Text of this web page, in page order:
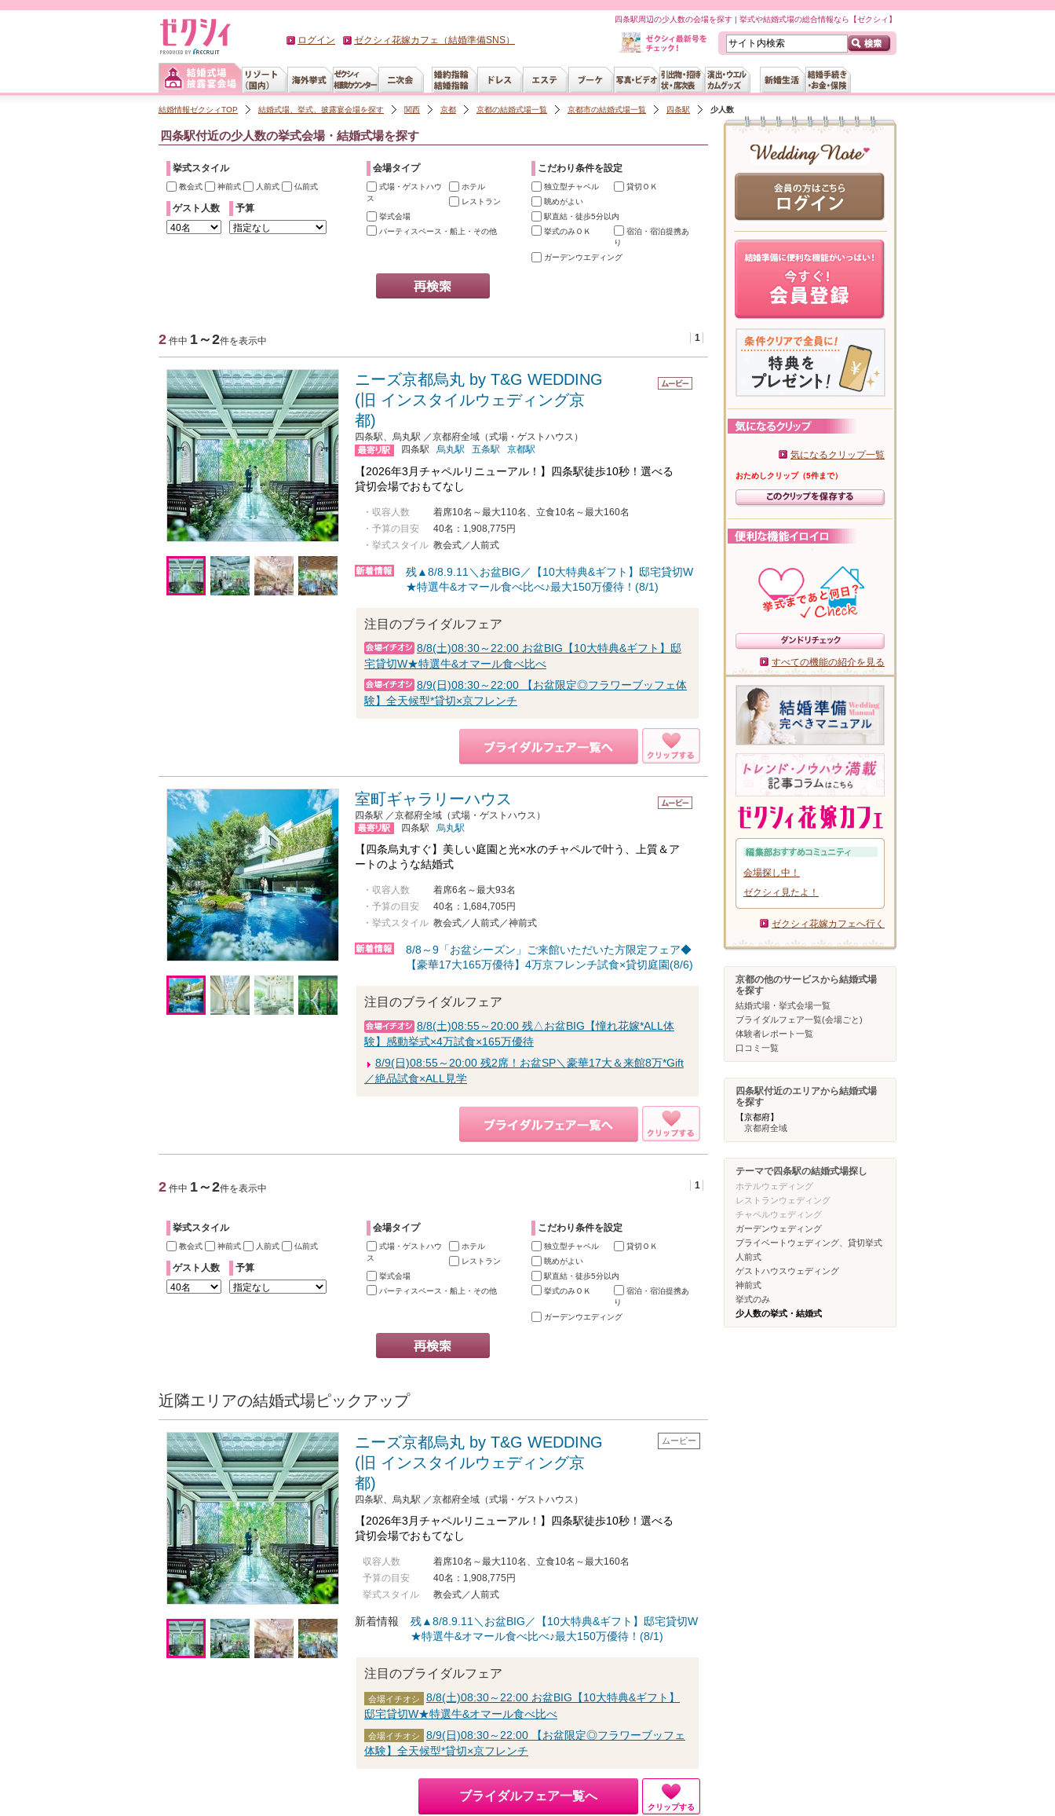
四条駅周辺の少人数の会場を探す | 挙式や結婚式場の総合情報なら【ゼクシィ】
ログイン ゼクシィ花嫁カフェ（結婚準備SNS）
結婚情報ゼクシィTOP 結婚式場、挙式、披露宴会場を探す 関西 京都 京都の結婚式場一覧 京都市の結婚式場一覧 四条駅 少人数
四条駅付近の少人数の挙式会場・結婚式場を探す
挙式スタイル
教会式 神前式 人前式 仏前式
ゲスト人数 予算
会場タイプ
式場・ゲストハウ
ス
ホテル
レストラン
挙式会場
パーティスペース・船上・その他
こだわり条件を設定
独立型チャペル
貸切ＯＫ
眺めがよい
駅直結・徒歩5分以内
挙式のみＯＫ
宿泊・宿泊提携あ
り
ガーデンウエディング
2 件中 1～2件を表示中 1
ニーズ京都烏丸 by T&G WEDDING
(旧 インスタイルウェディング京
都)
四条駅、烏丸駅 ／京都府全域（式場・ゲストハウス）
四条駅 烏丸駅 五条駅 京都駅
【2026年3月チャペルリニューアル！】四条駅徒歩10秒！選べる
貸切会場でおもてなし
・収容人数
着席10名～最大110名、立食10名～最大160名
・予算の目安
40名：1,908,775円
・挙式スタイル 教会式／人前式
残▲8/8.9.11＼お盆BIG／【10大特典&ギフト】邸宅貸切W
★特選牛&オマール食べ比べ♪最大150万優待！(8/1)
注目のブライダルフェア
8/8(土)08:30～22:00 お盆BIG【10大特典&ギフト】邸
宅貸切W★特選牛&オマール食べ比べ
8/9(日)08:30～22:00 【お盆限定◎フラワーブッフェ体
験】全天候型*貸切×京フレンチ
室町ギャラリーハウス
四条駅 ／京都府全域（式場・ゲストハウス）
四条駅 烏丸駅
【四条烏丸すぐ】美しい庭園と光×水のチャペルで叶う、上質＆ア
ートのような結婚式
・収容人数
着席6名～最大93名
・予算の目安
40名：1,684,705円
・挙式スタイル 教会式／人前式／神前式
8/8～9「お盆シーズン」ご来館いただいた方限定フェア◆
【豪華17大165万優待】4万京フレンチ試食×貸切庭園(8/6)
注目のブライダルフェア
8/8(土)08:55～20:00 残△お盆BIG【憧れ花嫁*ALL体
験】感動挙式×4万試食×165万優待
8/9(日)08:55～20:00 残2席！お盆SP＼豪華17大＆来館8万*Gift
／絶品試食×ALL見学
2 件中 1～2件を表示中 1
挙式スタイル
教会式 神前式 人前式 仏前式
ゲスト人数 予算
会場タイプ
式場・ゲストハウ
ス
ホテル
レストラン
挙式会場
パーティスペース・船上・その他
こだわり条件を設定
独立型チャペル
貸切ＯＫ
眺めがよい
駅直結・徒歩5分以内
挙式のみＯＫ
宿泊・宿泊提携あ
り
ガーデンウエディング
近隣エリアの結婚式場ピックアップ
ニーズ京都烏丸 by T&G WEDDING
(旧 インスタイルウェディング京
都)
四条駅、烏丸駅 ／京都府全域（式場・ゲストハウス）
【2026年3月チャペルリニューアル！】四条駅徒歩10秒！選べる
貸切会場でおもてなし
収容人数
着席10名～最大110名、立食10名～最大160名
予算の目安
40名：1,908,775円
挙式スタイル
教会式／人前式
新着情報
残▲8/8.9.11＼お盆BIG／【10大特典&ギフト】邸宅貸切W
★特選牛&オマール食べ比べ♪最大150万優待！(8/1)
注目のブライダルフェア
会場イチオシ 8/8(土)08:30～22:00 お盆BIG【10大特典&ギフト】
邸宅貸切W★特選牛&オマール食べ比べ
会場イチオシ 8/9(日)08:30～22:00 【お盆限定◎フラワーブッフェ
体験】全天候型*貸切×京フレンチ
ムービー
クリップする
ブライダルフェア一覧へ
気になるクリップ一覧
おためしクリップ（5件まで）
すべての機能の紹介を見る
会場探し中！
ゼクシィ見たよ！
ゼクシィ花嫁カフェへ行く
京都の他のサービスから結婚式場
を探す
結婚式場・挙式会場一覧
ブライダルフェア一覧(会場ごと)
体験者レポート一覧
口コミ一覧
四条駅付近のエリアから結婚式場
を探す
【京都府】
京都府全域
テーマで四条駅の結婚式場探し
ホテルウェディング
レストランウェディング
チャペルウェディング
ガーデンウェディング
プライベートウェディング、貸切挙式
人前式
ゲストハウスウェディング
神前式
挙式のみ
少人数の挙式・結婚式